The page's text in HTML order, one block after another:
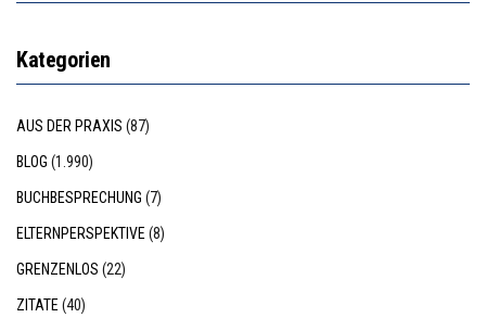
Kategorien
AUS DER PRAXIS (87)
BLOG (1.990)
BUCHBESPRECHUNG (7)
ELTERNPERSPEKTIVE (8)
GRENZENLOS (22)
ZITATE (40)